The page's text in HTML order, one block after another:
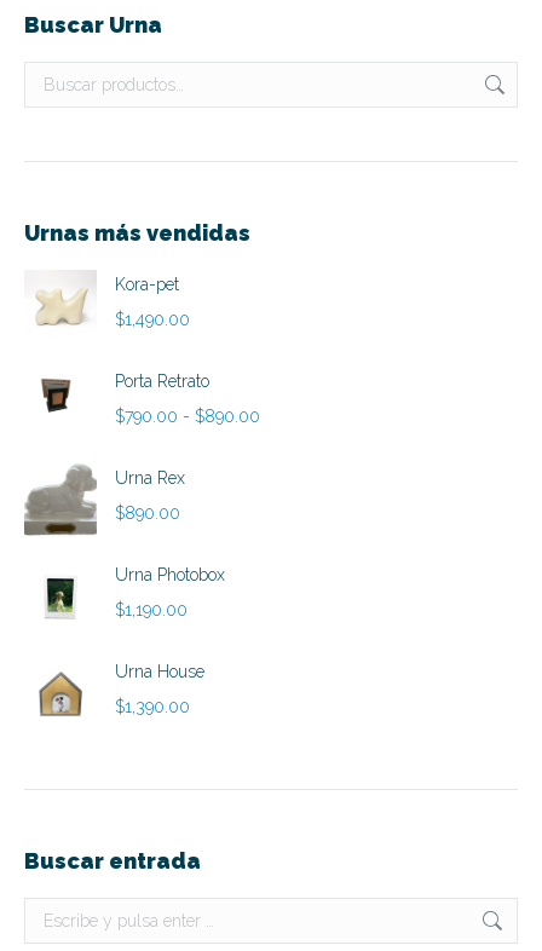
Buscar Urna
Urnas más vendidas
Kora-pet
$1,490.00
Porta Retrato
$790.00 - $890.00
Urna Rex
$890.00
Urna Photobox
$1,190.00
Urna House
$1,390.00
Buscar entrada
Buscar: